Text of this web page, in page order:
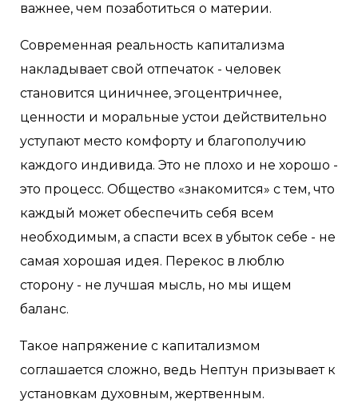
важнее, чем позаботиться о материи.
Современная реальность капитализма
накладывает свой отпечаток - человек
становится циничнее, эгоцентричнее,
ценности и моральные устои действительно
уступают место комфорту и благополучию
каждого индивида. Это не плохо и не хорошо -
это процесс. Общество «знакомится» с тем, что
каждый может обеспечить себя всем
необходимым, а спасти всех в убыток себе - не
самая хорошая идея. Перекос в люблю
сторону - не лучшая мысль, но мы ищем
баланс.
Такое напряжение с капитализмом
соглашается сложно, ведь Нептун призывает к
установкам духовным, жертвенным.